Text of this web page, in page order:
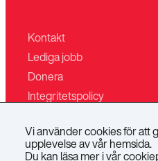
Kontakt
Lediga jobb
Donera
Integritetspolicy
Villkor för butiken
Vi använder cookies för att
upplevelse av vår hemsida.
Du kan läsa mer i vår